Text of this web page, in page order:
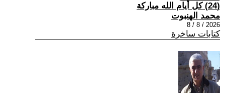
(24) كل أيام الله مباركة
محمد الهنبوت
2026 / 8 / 8
كتابات ساخرة